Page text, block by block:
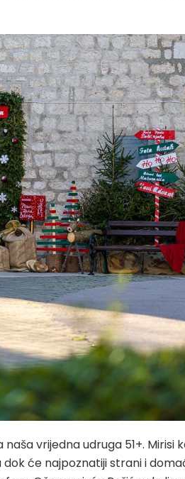
vrijedna udruga 51+. Mirisi
će najpoznatiji strani i